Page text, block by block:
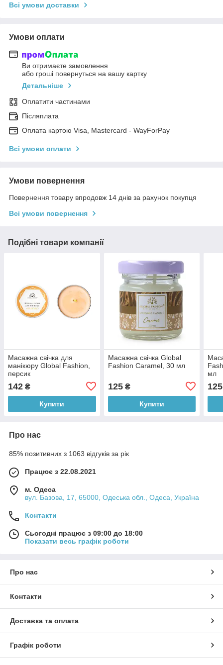
Всі умови доставки
Умови оплати
Ви отримаєте замовлення
або гроші повернуться на вашу картку
Детальніше
Оплатити частинами
Післяплата
Оплата картою Visa, Mastercard - WayForPay
Всі умови оплати
Умови повернення
Повернення товару впродовж 14 днів за рахунок покупця
Всі умови повернення
Подібні товари компанії
Масажна свічка для
манікюру Global Fashion,
персик
142 ₴
Купити
Масажна свічка Global
Fashion Caramel, 30 мл
125₴
Купити
мл
125
Про нас
85% позитивних з 1063 відгуків за рік
Працює з 22.08.2021
м. Одеса
вул. Базова, 17, 65000, Одеська обл., Одеса, Україна
Контакти
Сьогодні працює з 09:00 до 18:00
Показати весь графік роботи
Про нас
Контакти
Доставка та оплата
Графік роботи